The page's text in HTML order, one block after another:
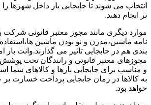
انتخاب می شوند تا جابجایی بار داخل شهرها
تر انجام دهند.
موارد دیگری مانند مجوز معتبر قانونی شرکت
نامه ماشین،مدرن و نو بودن ماشین
بندی هم در جابجایی تاثیر می گذارند.وانت بار
مجوزهای معتبر قانونی و رانندگان تحت
و مناسب برای جابجایی بارها و کالاهای
به کالاها در زمان جابجایی پرداخت خسارت
خواهد بود.